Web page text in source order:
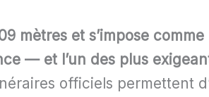
mètres et s’impose comme
— et l’un des plus
officiels permettent